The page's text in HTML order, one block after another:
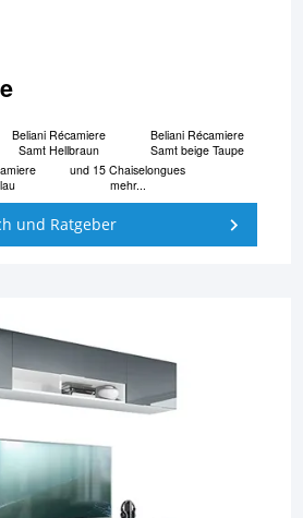
Beliani Ré­ca­mi­e­re
Samt Hellbraun
Beliani Ré­ca­mi­e­re
Samt beige Taupe
und 15 Chaiselongues
mehr...
und Ratgeber